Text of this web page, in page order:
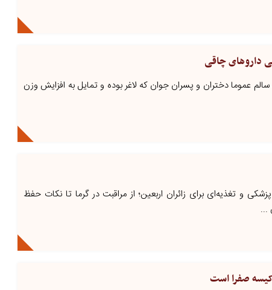
داروهای چاقی
سالم عموما دختران و پسران جوان که لاغر بوده و تمایل به افزایش وزن
و تغذیه‌ای برای زائران اربعین؛ از مراقبت در گرما تا نکات حفظ
...
صفرا است